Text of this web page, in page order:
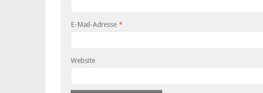
E-Mail-Adresse *
Website